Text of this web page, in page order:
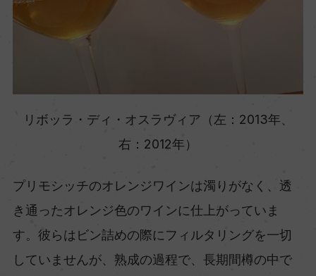
リボッラ・ディ・オスラヴィア（左：2013年、
右：2012年）
プリモシッチのオレンジワインは濁りがなく、透
き通ったオレンジ色のワインに仕上がっていま
す。彼らはビン詰めの際にフィルタリングを一切
していませんが、熟成の過程で、長期間樽の中で